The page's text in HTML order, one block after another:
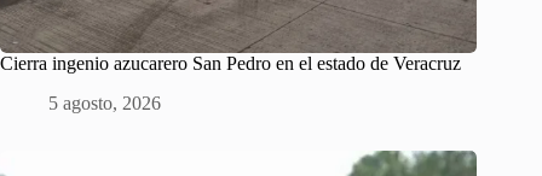
Cierra ingenio azucarero San Pedro en el estado de Veracruz
5 agosto, 2026